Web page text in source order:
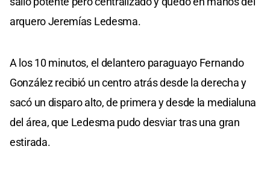
arquero Jeremías Ledesma.
A los 10 minutos, el delantero paraguayo Fernando
González recibió un centro atrás desde la derecha y
sacó un disparo alto, de primera y desde la medialuna
del área, que Ledesma pudo desviar tras una gran
estirada.